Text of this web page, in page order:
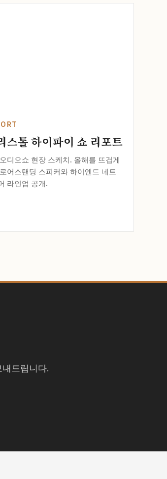
스톨 하이파이 쇼 리포트
디오쇼 현장 스케치. 올해를 뜨겁게
어스탠딩 스피커와 하이엔드 네트
라인업 공개.
드립니다.